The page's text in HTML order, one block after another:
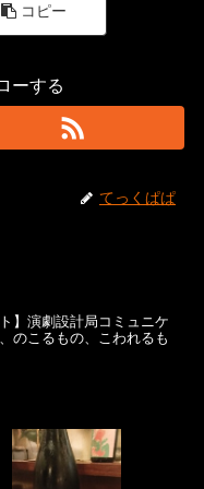
コピー
ーする
てっくぱぱ
】演劇設計局コミュニケ
のこるもの、こわれるも